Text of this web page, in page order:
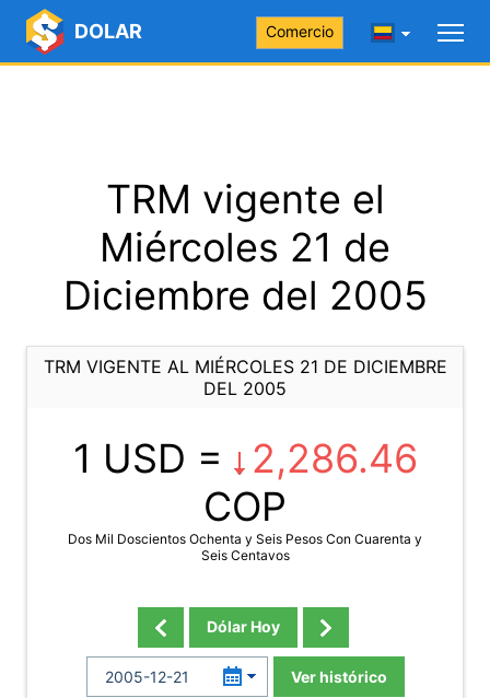
DOLAR Comercio
TRM vigente el
Miércoles 21 de
Diciembre del 2005
TRM VIGENTE AL MIÉRCOLES 21 DE DICIEMBRE
DEL 2005
1 USD =
2,286.46
COP
Dos Mil Doscientos Ochenta y Seis Pesos Con Cuarenta y
Seis Centavos
Dólar Hoy
Ver histórico